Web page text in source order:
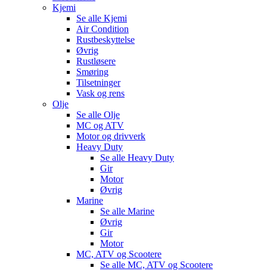
Kjemi
Se alle Kjemi
Air Condition
Rustbeskyttelse
Øvrig
Rustløsere
Smøring
Tilsetninger
Vask og rens
Olje
Se alle Olje
MC og ATV
Motor og drivverk
Heavy Duty
Se alle Heavy Duty
Gir
Motor
Øvrig
Marine
Se alle Marine
Øvrig
Gir
Motor
MC, ATV og Scootere
Se alle MC, ATV og Scootere